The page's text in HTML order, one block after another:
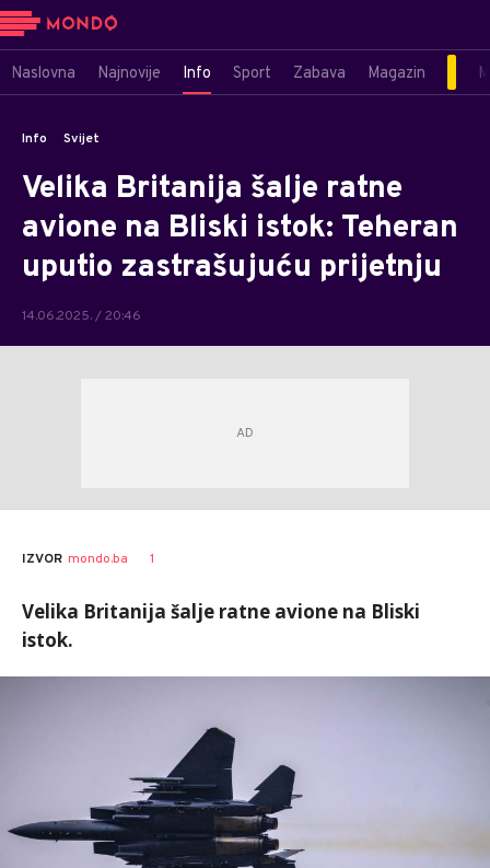
Naslovna Najnovije Info Sport Zabava Magazin
Info Svijet
Velika Britanija šalje ratne
avione na Bliski istok: Teheran
uputio zastrašujuću prijetnju
14.06.2025. / 20:46
IZVOR mondo.ba 1
Velika Britanija šalje ratne avione na Bliski
istok.